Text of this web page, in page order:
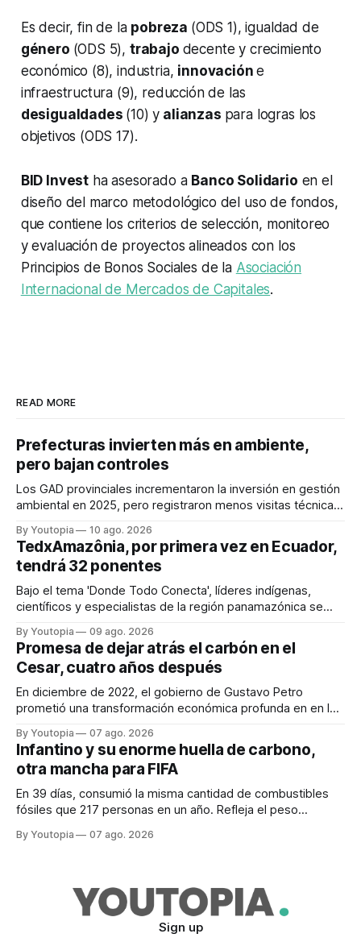
Es decir, fin de la pobreza (ODS 1), igualdad de
género (ODS 5), trabajo decente y crecimiento
económico (8), industria, innovacióne
infraestructura (9), reducción de las
desigualdades (10) y alianzas para logras los
objetivos (ODS 17).
BID Invest ha asesorado a Banco Solidario en el
diseño del marco metodológico del uso de fondos,
que contiene los criterios de selección, monitoreo
y evaluación de proyectos alineados con los
Principios de Bonos Sociales de la Asociación
Internacional de Mercados de Capitales.
READ MORE
Prefecturas invierten más en ambiente,
pero bajan controles
Los GAD provinciales incrementaron la inversión en gestión
ambiental en 2025, pero registraron menos visitas técnicas
By Youtopia 10 ago. 2026
TedxAmazônia, por primera vez en Ecuador,
tendrá 32 ponentes
Bajo el tema 'Donde Todo Conecta', líderes indígenas,
científicos y especialistas de la región panamazónica se
By Youtopia 09 ago. 2026
Promesa de dejar atrás el carbón en el
Cesar, cuatro años después
En diciembre de 2022, el gobierno de Gustavo Petro
prometió una transformación económica profunda en en la
By Youtopia 07 ago. 2026
Infantino y su enorme huella de carbono,
otra mancha para FIFA
En 39 días, consumió la misma cantidad de combustibles
fósiles que 217 personas en un año. Refleja el peso
By Youtopia 07 ago. 2026
Sign up